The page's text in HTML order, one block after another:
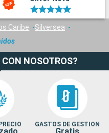
sol en Mallory Square, un
caribeña de Cayo
Caribe
Silversea
CON NOSOTROS?
GASTOS DE GESTION
Gratis